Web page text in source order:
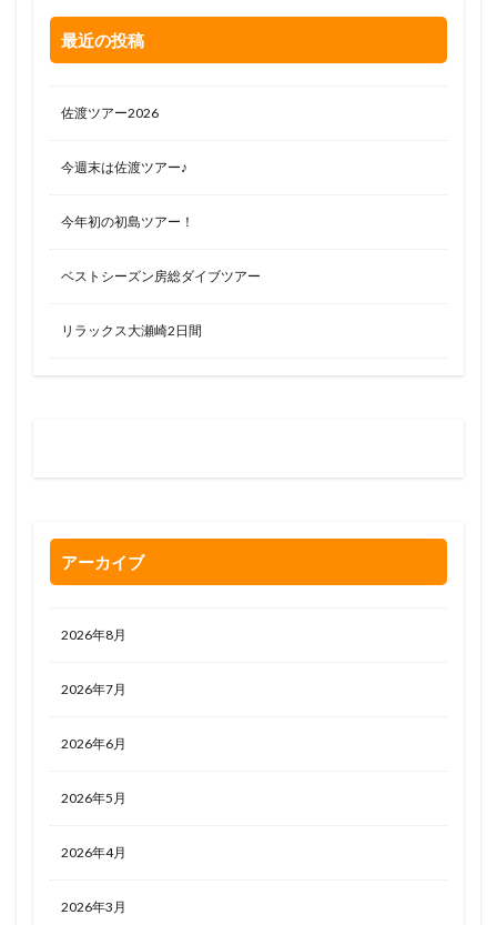
最近の投稿
佐渡ツアー2026
今週末は佐渡ツアー♪
今年初の初島ツアー！
ベストシーズン房総ダイブツアー
リラックス大瀬崎2日間
アーカイブ
2026年8月
2026年7月
2026年6月
2026年5月
2026年4月
2026年3月